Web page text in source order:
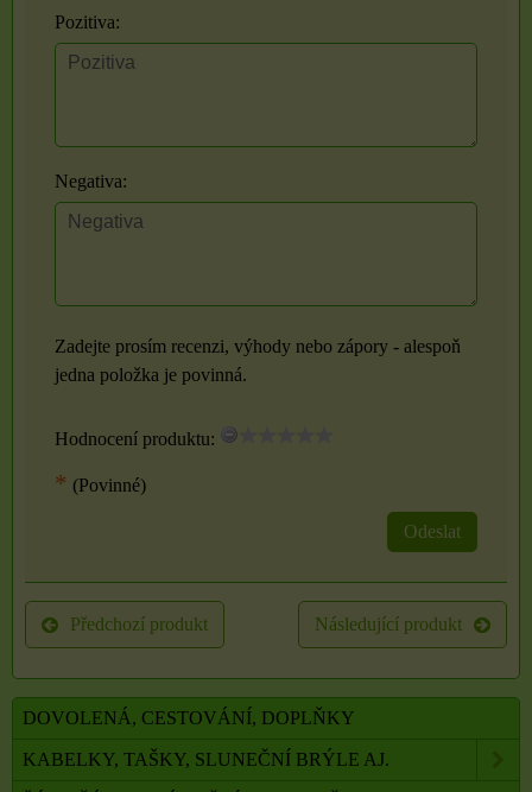
Pozitiva:
Negativa:
Zadejte prosím recenzi, výhody nebo zápory - alespoň
jedna položka je povinná.
Hodnocení produktu:
* (Povinné)
Odeslat
Předchozí produkt Následující produkt
DOVOLENÁ, CESTOVÁNÍ, DOPLŇKY
KABELKY, TAŠKY, SLUNEČNÍ BRÝLE AJ.